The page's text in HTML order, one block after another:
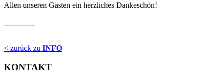
Allen unseren Gästen ein herzliches Dankeschön!
< zurück zu INFO
KONTAKT